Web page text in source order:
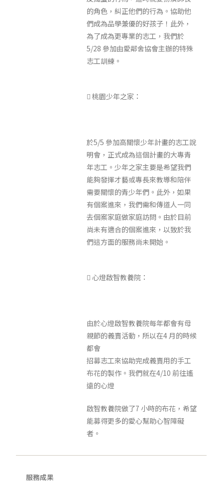
的角色，糾正他們的行為。協助他
們成為品學兼優的好孩子！此外，
為了成為更專業的志工，我們於
5/28 參加由愛鄰舍協會主辦的特殊
志工訓練。
 桃園少年之家：
於5/5 參加高關懷少年計畫的志工說
明會，正式成為這個計畫的大專青
年志工。少年之家主要是希望我們
能夠發揮才藝或專長來教導和陪伴
需要關懷的青少年們。此外，如果
有個案進來，我們需和傳道人一同
去個案家庭做家庭訪問。由於目前
尚未有適合的個案進來，以致於我
們這方面的服務尚未開始。
 心燈啟智教養院：
由於心燈啟智教養院每年都會有母
親節的義賣活動，所以在4 月的時候
都會
招募志工來協助完成義賣用的手工
布花的製作。我們就在4/10 前往遙
遠的心燈
啟智教養院做了7 小時的布花，希望
能募得更多的愛心幫助心智障礙
者。
服務成果